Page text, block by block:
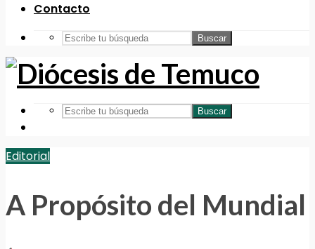
Contacto
Buscar
Buscar
Editorial
A Propósito del Mundial